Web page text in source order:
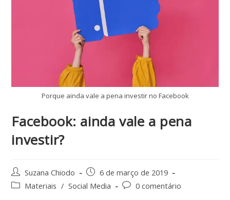
Porque ainda vale a pena investir no Facebook
Facebook: ainda vale a pena
investir?
Suzana Chiodo
6 de março de 2019
Materiais / Social Media 0 comentário